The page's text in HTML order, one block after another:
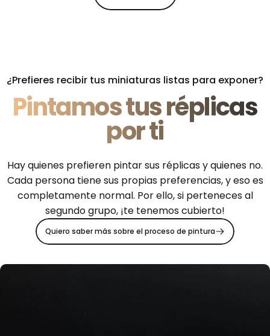
¿Prefieres recibir tus miniaturas listas para exponer?
Pintamos tus réplicas
por ti
Hay quienes prefieren pintar sus réplicas y quienes no.
Cada persona tiene sus propias preferencias, y eso es
completamente normal. Por ello, si perteneces al
segundo grupo, ¡te tenemos cubierto!
Quiero saber más sobre el proceso de pintura